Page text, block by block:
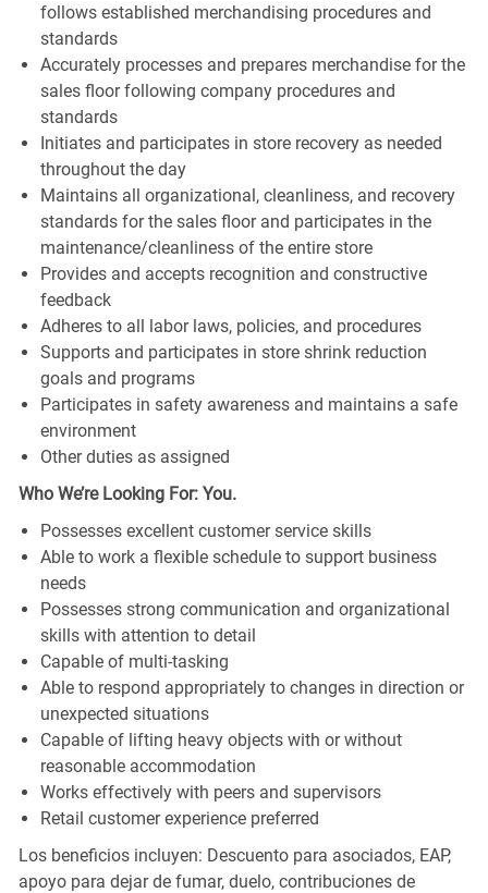
follows established merchandising procedures and
standards
Accurately processes and prepares merchandise for the
sales floor following company procedures and
standards
Initiates and participates in store recovery as needed
throughout the day
Maintains all organizational, cleanliness, and recovery
standards for the sales floor and participates in the
maintenance/cleanliness of the entire store
Provides and accepts recognition and constructive
feedback
Adheres to all labor laws, policies, and procedures
Supports and participates in store shrink reduction
goals and programs
Participates in safety awareness and maintains a safe
environment
Other duties as assigned
Who We’re Looking For: You.
Possesses excellent customer service skills
Able to work a flexible schedule to support business
needs
Possesses strong communication and organizational
skills with attention to detail
Capable of multi-tasking
Able to respond appropriately to changes in direction or
unexpected situations
Capable of lifting heavy objects with or without
reasonable accommodation
Works effectively with peers and supervisors
Retail customer experience preferred
Los beneficios incluyen: Descuento para asociados, EAP,
apoyo para dejar de fumar, duelo, contribuciones de